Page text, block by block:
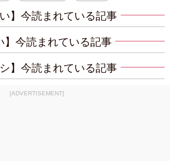
い】今読まれている記事
】今読まれている記事
シ】今読まれている記事
[ADVERTISEMENT]